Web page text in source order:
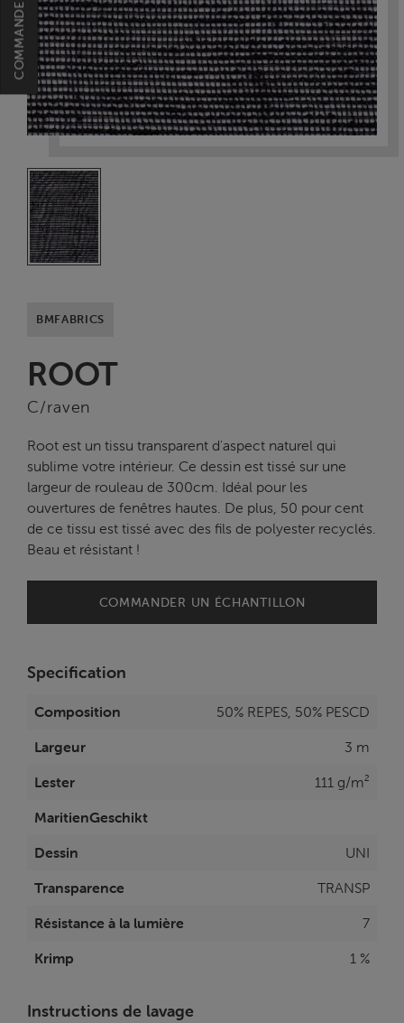
BMFABRICS
ROOT
C/raven
Root est un tissu transparent d'aspect naturel qui
sublime votre intérieur. Ce dessin est tissé sur une
largeur de rouleau de 300cm. Idéal pour les
ouvertures de fenêtres hautes. De plus, 50 pour cent
de ce tissu est tissé avec des fils de polyester recyclés.
Beau et résistant !
COMMANDER UN ÉCHANTILLON
Specification
Composition
50% REPES, 50% PESCD
Largeur
3 m
Lester
111 g/m²
MaritienGeschikt
Dessin
UNI
Transparence
TRANSP
Résistance à la lumière
7
Krimp
1 %
Instructions de lavage